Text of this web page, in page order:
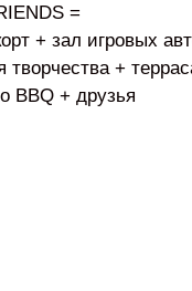
=
+ зал игровых
творчества +
BBQ + друзья